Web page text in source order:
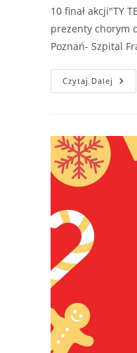
10 finał akcji"TY
prezenty chorym
Poznań- Szpital
Czytaj Dalej